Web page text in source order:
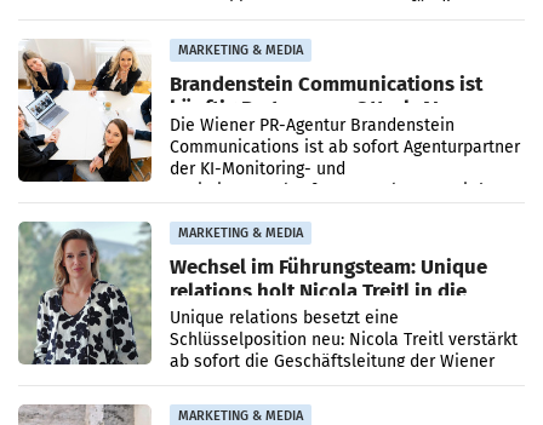
vorgeschlagenen Besetzungen für die
MARKETING & MEDIA
Brandenstein Communications ist
künftig Partner von OtterlyAI
Die Wiener PR-Agentur Brandenstein
Communications ist ab sofort Agenturpartner
der KI-Monitoring- und
Optimierungsplattform OtterlyAI. Damit baut
MARKETING & MEDIA
Wechsel im Führungsteam: Unique
relations holt Nicola Treitl in die
Geschäftsleitung
Unique relations besetzt eine
Schlüsselposition neu: Nicola Treitl verstärkt
ab sofort die Geschäftsleitung der Wiener
PR-Agentur an der Seite von Josef Kalina und
Anna Kalina-Mahr.
MARKETING & MEDIA